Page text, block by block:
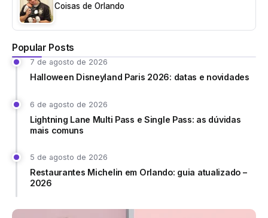
Coisas de Orlando
Popular Posts
7 de agosto de 2026
Halloween Disneyland Paris 2026: datas e novidades
6 de agosto de 2026
Lightning Lane Multi Pass e Single Pass: as dúvidas
mais comuns
5 de agosto de 2026
Restaurantes Michelin em Orlando: guia atualizado –
2026